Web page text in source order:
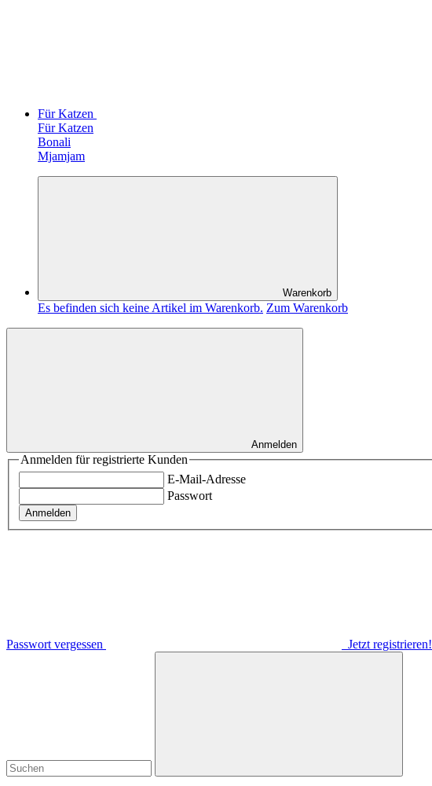
Für Katzen
Für Katzen
Bonali
Mjamjam
Warenkorb
Es befinden sich keine Artikel im Warenkorb. Zum Warenkorb
Anmelden
Anmelden für registrierte Kunden
E-Mail-Adresse
Passwort
Anmelden
Passwort vergessen Jetzt registrieren!